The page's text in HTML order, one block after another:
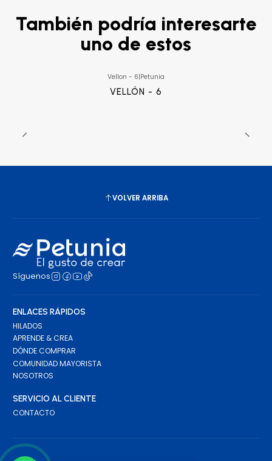
También podría interesarte
uno de estos
Vellon - 6|Petunia
VELLÓN - 6
VOLVER ARRIBA
Síguenos
ENLACES RÁPIDOS
HILADOS
APRENDE & CREA
DÓNDE COMPRAR
COMUNIDAD MAYORISTA
NOSOTROS
SERVICIO AL CLIENTE
CONTACTO